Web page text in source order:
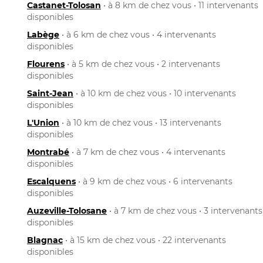
Castanet-Tolosan • à 8 km de chez vous • 11 intervenants
disponibles
Labège • à 6 km de chez vous • 4 intervenants
disponibles
Flourens • à 5 km de chez vous • 2 intervenants
disponibles
Saint-Jean • à 10 km de chez vous • 10 intervenants
disponibles
L'Union • à 10 km de chez vous • 13 intervenants
disponibles
Montrabé • à 7 km de chez vous • 4 intervenants
disponibles
Escalquens • à 9 km de chez vous • 6 intervenants
disponibles
Auzeville-Tolosane • à 7 km de chez vous • 3 intervenants
disponibles
Blagnac • à 15 km de chez vous • 22 intervenants
disponibles